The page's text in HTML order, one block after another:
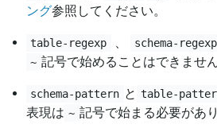
ング参照してください。
table-regexp 、 schema-regexp
~ 記号で始めることはできません
schema-pattern と table-
表現は ~ 記号で始まる必要があり